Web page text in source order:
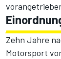
Zehn Jahre
Motorsport